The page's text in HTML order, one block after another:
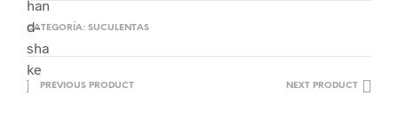
CATEGORÍA: SUCULENTAS
PREVIOUS PRODUCT NEXT PRODUCT